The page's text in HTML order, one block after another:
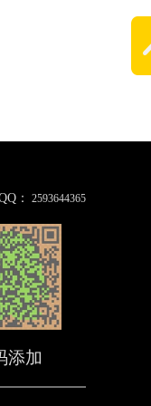
： 2593644365
添加